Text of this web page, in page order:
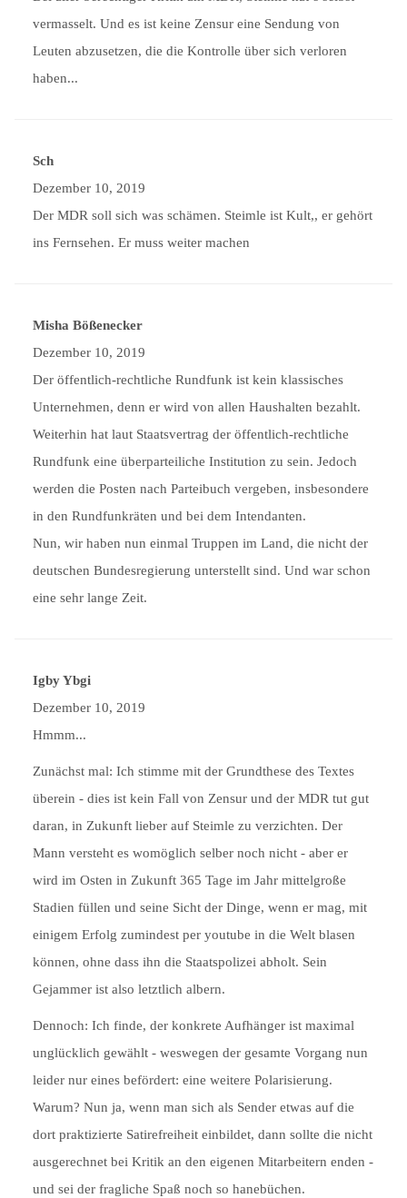
vermasselt. Und es ist keine Zensur eine Sendung von
Leuten abzusetzen, die die Kontrolle über sich verloren
haben...
Sch
Dezember 10, 2019
Der MDR soll sich was schämen. Steimle ist Kult,, er gehört
ins Fernsehen. Er muss weiter machen
Misha Bößenecker
Dezember 10, 2019
Der öffentlich-rechtliche Rundfunk ist kein klassisches
Unternehmen, denn er wird von allen Haushalten bezahlt.
Weiterhin hat laut Staatsvertrag der öffentlich-rechtliche
Rundfunk eine überparteiliche Institution zu sein. Jedoch
werden die Posten nach Parteibuch vergeben, insbesondere
in den Rundfunkräten und bei dem Intendanten.
Nun, wir haben nun einmal Truppen im Land, die nicht der
deutschen Bundesregierung unterstellt sind. Und war schon
eine sehr lange Zeit.
Igby Ybgi
Dezember 10, 2019
Hmmm...
Zunächst mal: Ich stimme mit der Grundthese des Textes
überein - dies ist kein Fall von Zensur und der MDR tut gut
daran, in Zukunft lieber auf Steimle zu verzichten. Der
Mann versteht es womöglich selber noch nicht - aber er
wird im Osten in Zukunft 365 Tage im Jahr mittelgroße
Stadien füllen und seine Sicht der Dinge, wenn er mag, mit
einigem Erfolg zumindest per youtube in die Welt blasen
können, ohne dass ihn die Staatspolizei abholt. Sein
Gejammer ist also letztlich albern.
Dennoch: Ich finde, der konkrete Aufhänger ist maximal
unglücklich gewählt - weswegen der gesamte Vorgang nun
leider nur eines befördert: eine weitere Polarisierung.
Warum? Nun ja, wenn man sich als Sender etwas auf die
dort praktizierte Satirefreiheit einbildet, dann sollte die nicht
ausgerechnet bei Kritik an den eigenen Mitarbeitern enden -
und sei der fragliche Spaß noch so hanebüchen.